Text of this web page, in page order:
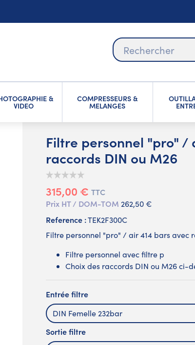
&
VIDEO
COMPRESSEURS &
MELANGES
Filtre personnel "pro" /
raccords DIN ou M26
315,00 € TTC
Prix HT / DOM-TOM 262,50 €
Reference :TEK2F300C
Filtre personnel "pro" / air 414 bars avec
Filtre personnel avec filtre p
Choix des raccords DIN ou M26 ci-
Entrée filtre
DIN Femelle 232bar
Sortie filtre